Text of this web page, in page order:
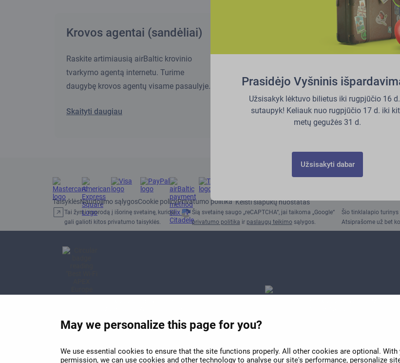
May we personalize this page for you?
We use essential cookies to ensure that the site functions properly. All other cookies are optional. With
permission, we can use cookies and other technology to analyse our site's performance, personalize
Krovos agentai (sandėliai)
Raskite artimiausią airBaltic krovinio
tvarkymo agentą internetu. Turime
daugybę krovos agentų visame pasaulyje.
Skaityti daugiau
Veikimo apribojimai
specifikacijas.
Skaityti daugiau
TaisyklėsNaudojimo sąlygosCookie policyPrivatumo politika Keisti slapukų nuostatas
Tai žymi nuorodą į išorinę svetainę, kurioje
gali galioti kitos privatumo taisyklės.
Šią svetainę saugo „reCAPTCHA“, jai taikoma „Google“
privatumo politika ir paslaugų teikimo sąlygos.
Šio tinklalapio
Atsiprašome už bet
Prasidėjo Vyšninis
Užsisakyk lėktuvo bilietus iki rugpjūčio 16
sutaupyk! Keliauk nuo rugpjūčio 17 d. iki
metų gegužės 31 d.
Užsisakyti dabar